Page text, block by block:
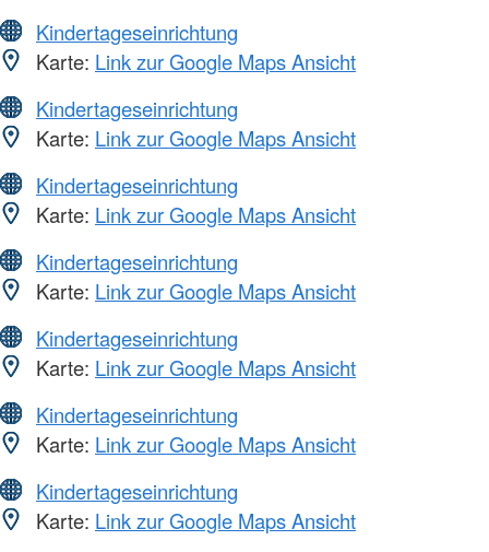
Kindertageseinrichtung
Karte: Link zur Google Maps Ansicht
Kindertageseinrichtung
Karte: Link zur Google Maps Ansicht
Kindertageseinrichtung
Karte: Link zur Google Maps Ansicht
Kindertageseinrichtung
Karte: Link zur Google Maps Ansicht
Kindertageseinrichtung
Karte: Link zur Google Maps Ansicht
Kindertageseinrichtung
Karte: Link zur Google Maps Ansicht
Kindertageseinrichtung
Karte: Link zur Google Maps Ansicht